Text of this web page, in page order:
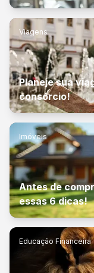
Viagens
Planeje sua
consórcio!
Imóveis
Antes de
essas 6 dicas!
Educação Financeira